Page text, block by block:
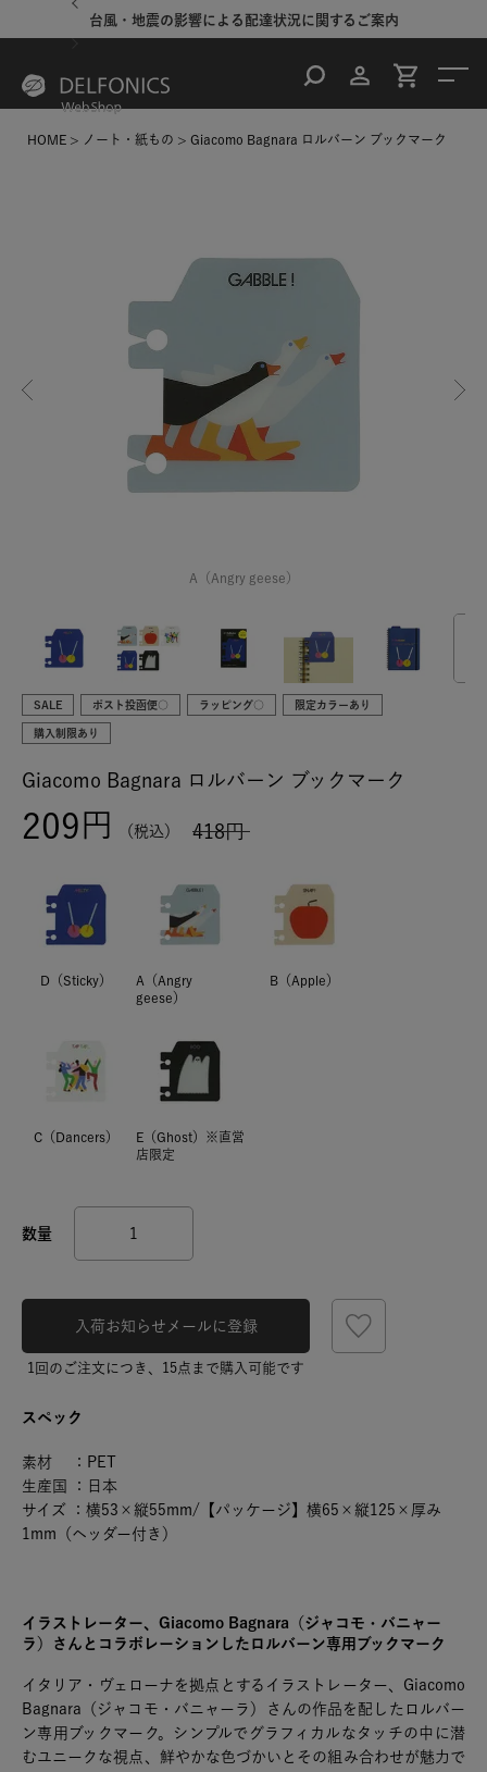
台風・地震の影響による配達状況に関するご案内
HOME ノート・紙もの Giacomo Bagnara ロルバーン ブックマーク
A（Angry geese）
SALE ポスト投函便○ ラッピング○ 限定カラーあり
購入制限あり
Giacomo Bagnara ロルバーン ブックマーク
418
209 税込
D（Sticky）
A（Angry
geese）
B（Apple）
C（Dancers）
E（Ghost）※直営
店限定
入荷お知らせメールに登録
1回のご注文につき、15点まで購入可能です
スペック
素材 ：PET
生産国 ：日本
サイズ ：横53×縦55mm/【パッケージ】横65×縦125×厚み
1mm（ヘッダー付き）
イラストレーター、Giacomo Bagnara（ジャコモ・バニャー
ラ）さんとコラボレーションしたロルバーン専用ブックマーク
イタリア・ヴェローナを拠点とするイラストレーター、Giacomo
Bagnara（ジャコモ・バニャーラ）さんの作品を配したロルバー
ン専用ブックマーク。シンプルでグラフィカルなタッチの中に潜
むユニークな視点、鮮やかな色づかいとその組み合わせが魅力で